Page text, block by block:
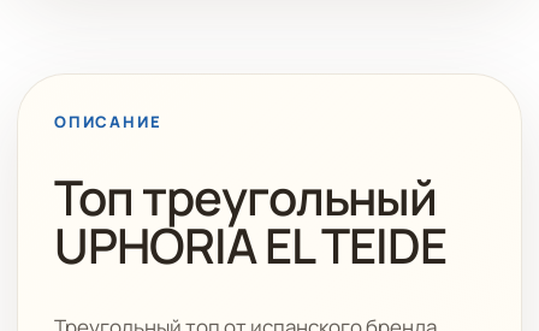
ОПИСАНИЕ
Топ треугольный
UPHORIA EL TEIDE